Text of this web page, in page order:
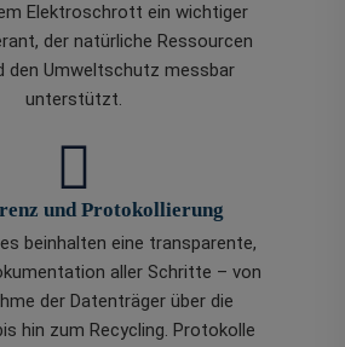
Elektroschrott ein wichtiger
der natürliche Ressourcen
den Umweltschutz messbar
unterstützt.
und Protokollierung
beinhalten eine transparente,
aller Schritte – von
der Datenträger über die
hin zum Recycling. Protokolle